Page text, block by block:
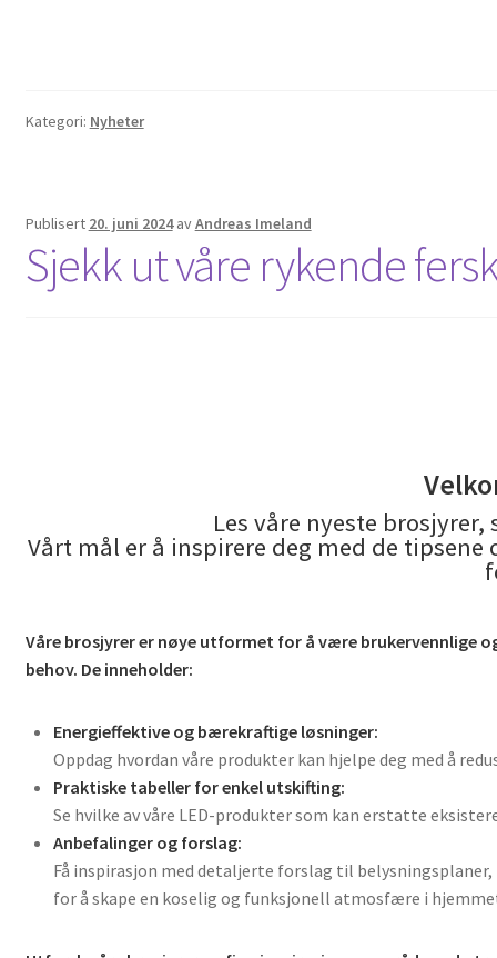
Kategori: Nyheter
Publisert 20. juni 2024 avAndreas Imeland
Sjekk ut våre rykende
Les våre nyeste
Vårt mål er å inspirere deg med de
Våre brosjyrer er nøye utformet for å være brukervennlige
behov. De inneholder:
Energieffektive og bærekraftige løsninger:
Oppdag hvordan våre produkter kan hjelpe deg med å
Praktiske tabeller for enkel utskifting:
Se hvilke av våre LED-produkter som kan erstatte
Anbefalinger og forslag:
Få inspirasjon med detaljerte forslag til
for å skape en koselig og funksjonell atmosfære i